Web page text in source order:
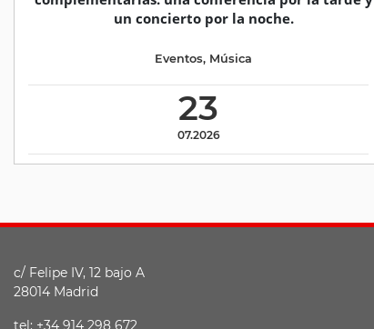
un concierto por la noche.
23
07.2026
Eventos, Música
c/ Felipe IV, 12 bajo A
28014 Madrid
tel: +34 914 298 672